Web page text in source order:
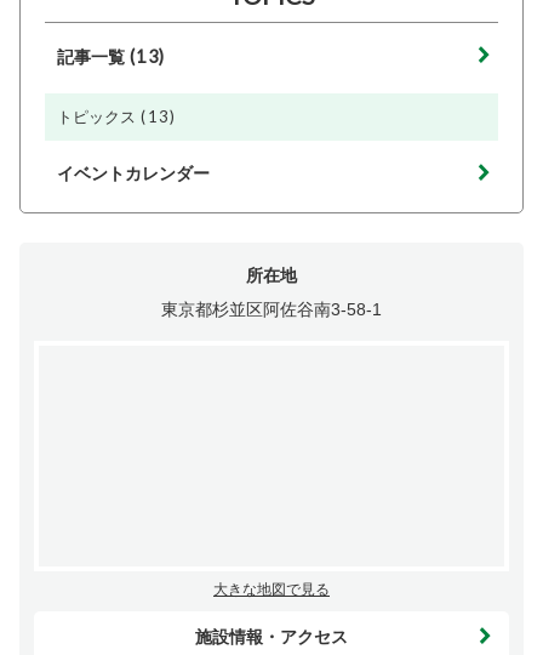
記事一覧 (13)
トピックス (13)
イベントカレンダー
所在地
東京都杉並区阿佐谷南3-58-1
大きな地図で見る
施設情報・アクセス